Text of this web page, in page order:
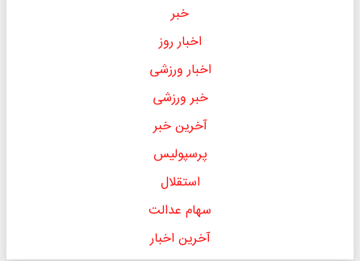
خبر
اخبار روز
اخبار ورزشی
خبر ورزشی
آخرین خبر
پرسپولیس
استقلال
سهام عدالت
آخرین اخبار